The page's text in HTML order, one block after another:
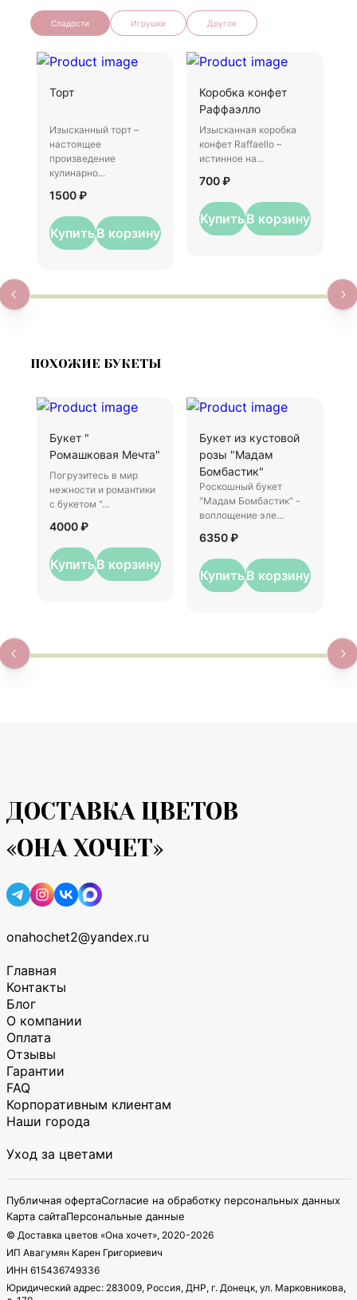
Сладости Игрушки Другое
Торт
Изысканный торт –
настоящее
произведение
кулинарно...
1500 ₽
КупитьВ корзину
Коробка конфет
Раффаэлло
Изысканная коробка
конфет Raffaello –
истинное на...
700 ₽
КупитьВ корзину
ПОХОЖИЕ БУКЕТЫ
Букет "
Ромашковая Мечта"
Погрузитесь в мир
нежности и романтики
с букетом "...
4000 ₽
КупитьВ корзину
Букет из кустовой
розы "Мадам
Бомбастик"
Роскошный букет
"Мадам Бомбастик" -
воплощение эле...
6350 ₽
КупитьВ корзину
ДОСТАВКА ЦВЕТОВ
«ОНА ХОЧЕТ»
onahochet2@yandex.ru
Главная
Контакты
Блог
О компании
Оплата
Отзывы
Гарантии
FAQ
Корпоративным клиентам
Наши города
Уход за цветами
Публичная офертаСогласие на обработку персональных данных
Карта сайтаПерсональные данные
© Доставка цветов «Она хочет», 2020-2026
ИП Авагумян Карен Григориевич
ИНН 615436749336
Юридический адрес: 283009, Россия, ДНР, г. Донецк, ул. Марковникова,